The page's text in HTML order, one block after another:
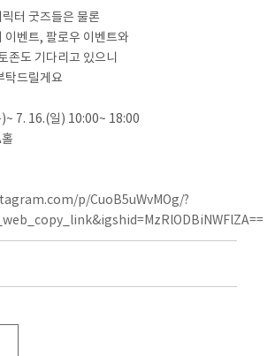
터 굿즈들은 물론
이벤트, 팔로우 이벤트와
존도 기다리고 있으니
탁드릴게요
7. 16.(일) 10:00~ 18:00
p/CuoB5uWvMOg/?